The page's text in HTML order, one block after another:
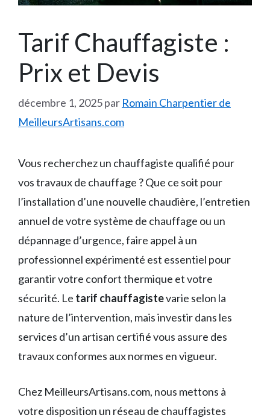
Tarif Chauffagiste :
Prix et Devis
décembre 1, 2025par Romain Charpentier de
MeilleursArtisans.com
Vous recherchez un chauffagiste qualifié pour
vos travaux de chauffage ? Que ce soit pour
l’installation d’une nouvelle chaudière, l’entretien
annuel de votre système de chauffage ou un
dépannage d’urgence, faire appel à un
professionnel expérimenté est essentiel pour
garantir votre confort thermique et votre
sécurité. Le tarif chauffagistevarie selon la
nature de l’intervention, mais investir dans les
services d’un artisan certifié vous assure des
travaux conformes aux normes en vigueur.
Chez MeilleursArtisans.com, nous mettons à
votre disposition un réseau de chauffagistes